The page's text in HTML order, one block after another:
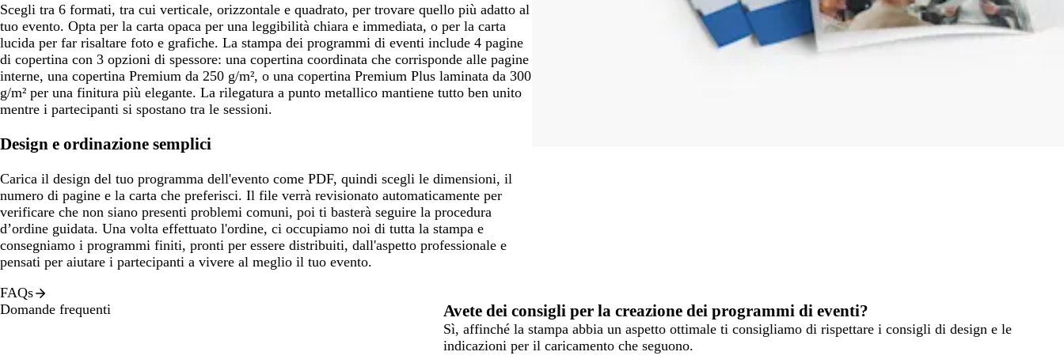
Scegli tra 6 formati, tra cui verticale, orizzontale e quadrato, per trovare quello più adatto al
tuo evento. Opta per la carta opaca per una leggibilità chiara e immediata, o per la carta
lucida per far risaltare foto e grafiche. La stampa dei programmi di eventi include 4 pagine
di copertina con 3 opzioni di spessore: una copertina coordinata che corrisponde alle pagine
interne, una copertina Premium da 250 g/m², o una copertina Premium Plus laminata da 300
g/m² per una finitura più elegante. La rilegatura a punto metallico mantiene tutto ben unito
mentre i partecipanti si spostano tra le sessioni.
Design e ordinazione semplici
Carica il design del tuo programma dell'evento come PDF, quindi scegli le dimensioni, il
numero di pagine e la carta che preferisci. Il file verrà revisionato automaticamente per
verificare che non siano presenti problemi comuni, poi ti basterà seguire la procedura
d’ordine guidata. Una volta effettuato l'ordine, ci occupiamo noi di tutta la stampa e
consegniamo i programmi finiti, pronti per essere distribuiti, dall'aspetto professionale e
pensati per aiutare i partecipanti a vivere al meglio il tuo evento.
FAQs
Domande frequenti
Avete dei consigli per la creazione dei programmi di eventi?
Sì, affinché la stampa abbia un aspetto ottimale ti consigliamo di rispettare i consigli di design e le
indicazioni per il caricamento che seguono.